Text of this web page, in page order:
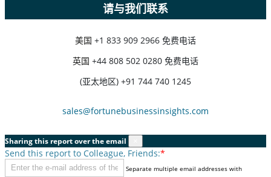
请与我们联系
美国 +1 833 909 2966 免费电话
英国 +44 808 502 0280 免费电话
(亚太地区) +91 744 740 1245
sales@fortunebusinessinsights.com
Sharing this report over the email
Send this report to Colleague, Friends:*
Separate multiple email addresses with